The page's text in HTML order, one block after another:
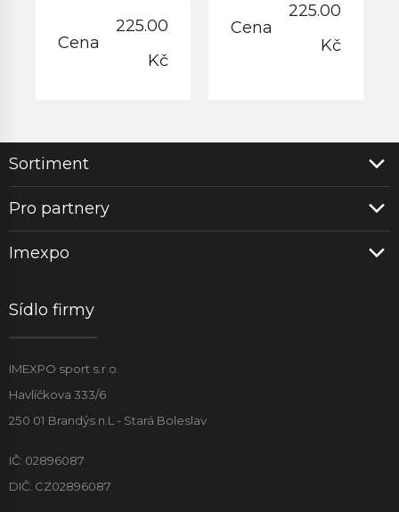
Cena
225.00
Kč
Cena
225.00
Kč
Sortiment
Pro partnery
Imexpo
Sídlo firmy
IMEXPO sport s.r.o.
Havlíčkova 333/6
250 01 Brandýs n.L - Stará Boleslav
IČ: 02896087
DIČ: CZ02896087